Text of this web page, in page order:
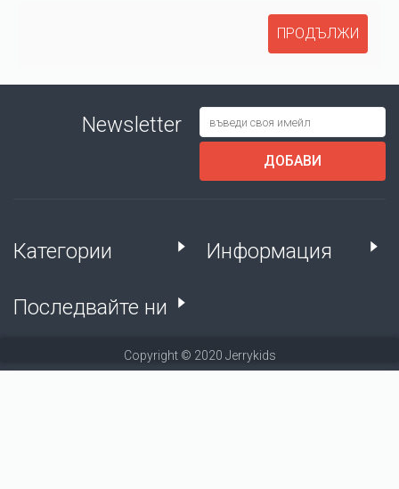
ПРОДЪЛЖИ
Newsletter
ДОБАВИ
Категории Информация
Последвайте ни
Copyright © 2020 Jerrykids